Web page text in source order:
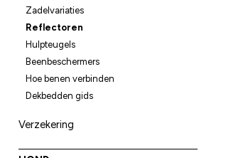
Zadelvariaties
Reflectoren
Hulpteugels
Beenbeschermers
Hoe benen verbinden
Dekbedden gids
Verzekering